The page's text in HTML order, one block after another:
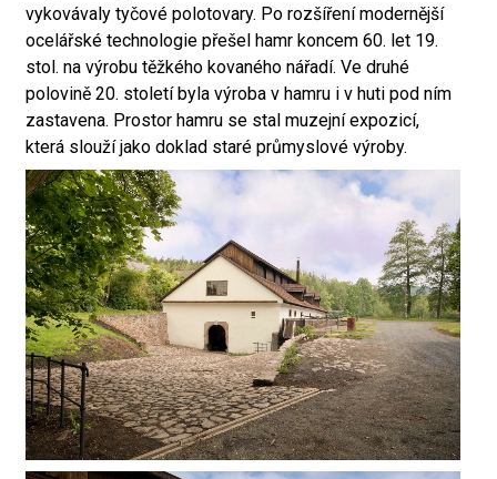
vykovávaly tyčové polotovary. Po rozšíření modernější
ocelářské technologie přešel hamr koncem 60. let 19.
stol. na výrobu těžkého kovaného nářadí. Ve druhé
polovině 20. století byla výroba v hamru i v huti pod ním
zastavena. Prostor hamru se stal muzejní expozicí,
která slouží jako doklad staré průmyslové výroby.